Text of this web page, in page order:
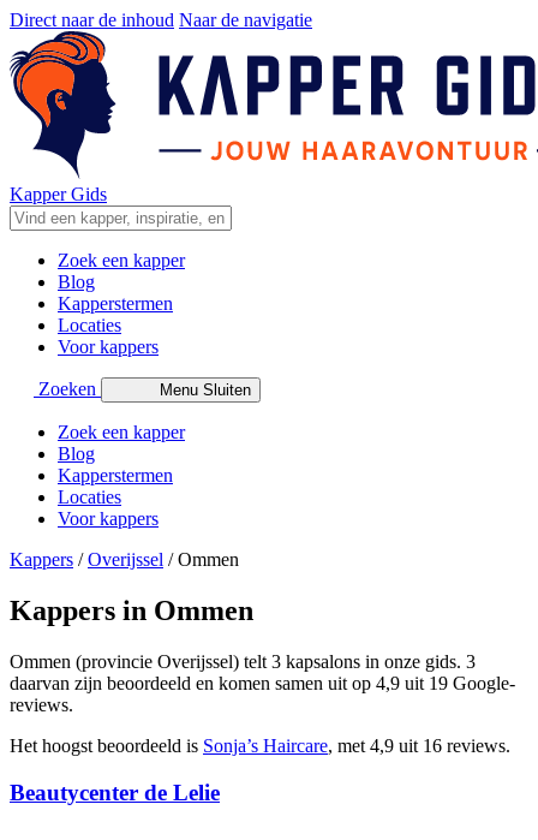
Direct naar de inhoud Naar de navigatie
Kapper Gids
Zoek een kapper
Blog
Kapperstermen
Locaties
Voor kappers
Zoeken Menu Sluiten
Zoek een kapper
Blog
Kapperstermen
Locaties
Voor kappers
Kappers /Overijssel /Ommen
Kappers in Ommen
Ommen (provincie Overijssel) telt 3 kapsalons in onze gids. 3
daarvan zijn beoordeeld en komen samen uit op 4,9 uit 19 Google-
reviews.
Het hoogst beoordeeld is Sonja’s Haircare, met 4,9 uit 16 reviews.
Beautycenter de Lelie